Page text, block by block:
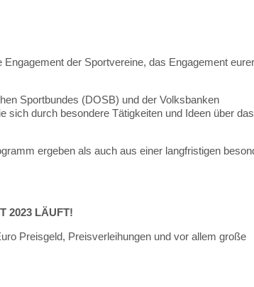
der Sportvereine, das Engagement eurer
Sportbundes (DOSB) und der Volksbanken
sich durch besondere Tätigkeiten und Ideen über
ergeben als auch aus einer langfristigen
2023 LÄUFT!
Preisgeld, Preisverleihungen und vor allem große